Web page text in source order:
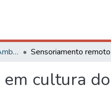
Engenharia Agrícola e Ambiental - TCCs de Graduação
cultura do